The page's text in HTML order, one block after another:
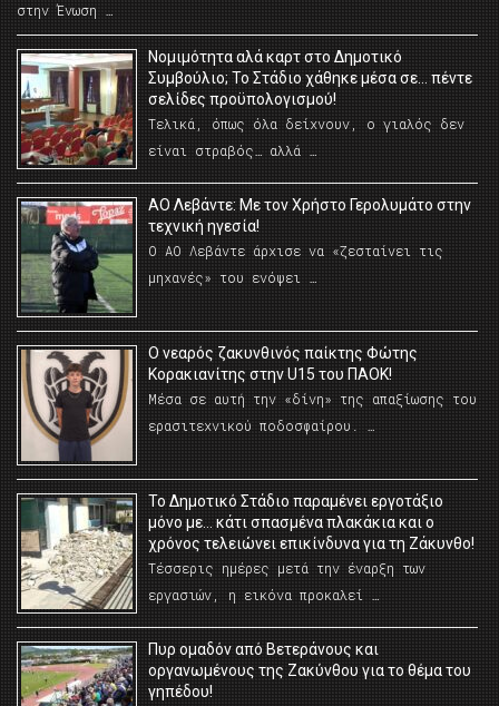
στην Ένωση …
Νομιμότητα αλά καρτ στο Δημοτικό
Συμβούλιο; Το Στάδιο χάθηκε μέσα σε… πέντε
σελίδες προϋπολογισμού!
Τελικά, όπως όλα δείχνουν, ο γιαλός δεν
είναι στραβός… αλλά …
ΑΟ Λεβάντε: Με τον Χρήστο Γερολυμάτο στην
τεχνική ηγεσία!
Ο ΑΟ Λεβάντε άρχισε να «ζεσταίνει τις
μηχανές» του ενόψει …
O νεαρός ζακυνθινός παίκτης Φώτης
Κορακιανίτης στην U15 του ΠΑΟΚ!
Μέσα σε αυτή την «δίνη» της απαξίωσης του
ερασιτεχνικού ποδοσφαίρου. …
Το Δημοτικό Στάδιο παραμένει εργοτάξιο
μόνο με… κάτι σπασμένα πλακάκια και ο
χρόνος τελειώνει επικίνδυνα για τη Ζάκυνθο!
Τέσσερις ημέρες μετά την έναρξη των
εργασιών, η εικόνα προκαλεί …
Πυρ ομαδόν από Βετεράνους και
οργανωμένους της Ζακύνθου για το θέμα του
γηπέδου!